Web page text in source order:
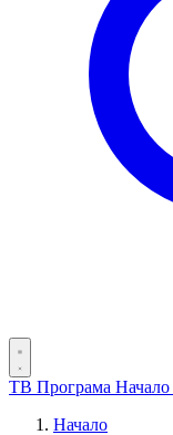
ТВ Програма Начало
Начало